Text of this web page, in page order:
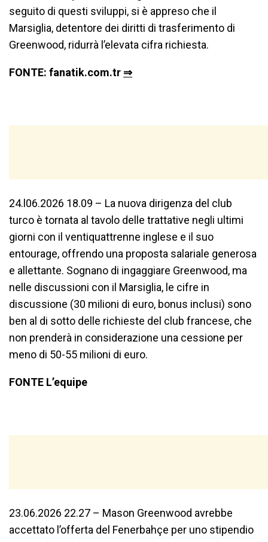
seguito di questi sviluppi, si è appreso che il
Marsiglia, detentore dei diritti di trasferimento di
Greenwood, ridurrà l’elevata cifra richiesta.
FONTE: fanatik.com.tr ⇒
24.l06.2026 18.09 – La nuova dirigenza del club
turco è tornata al tavolo delle trattative negli ultimi
giorni con il ventiquattrenne inglese e il suo
entourage, offrendo una proposta salariale generosa
e allettante. Sognano di ingaggiare Greenwood, ma
nelle discussioni con il Marsiglia, le cifre in
discussione (30 milioni di euro, bonus inclusi) sono
ben al di sotto delle richieste del club francese, che
non prenderà in considerazione una cessione per
meno di 50-55 milioni di euro.
FONTE L’equipe
23.06.2026 22.27 – Mason Greenwood avrebbe
accettato l’offerta del Fenerbahçe per uno stipendio